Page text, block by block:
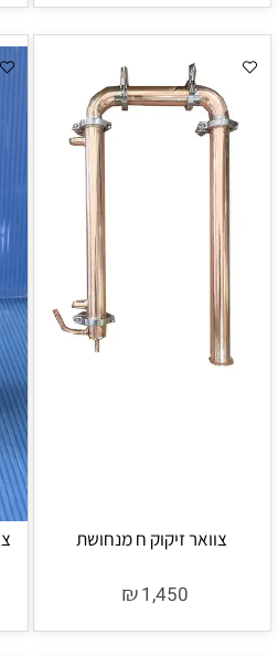
צוואר זיקוק ח מנחושת
₪1,450